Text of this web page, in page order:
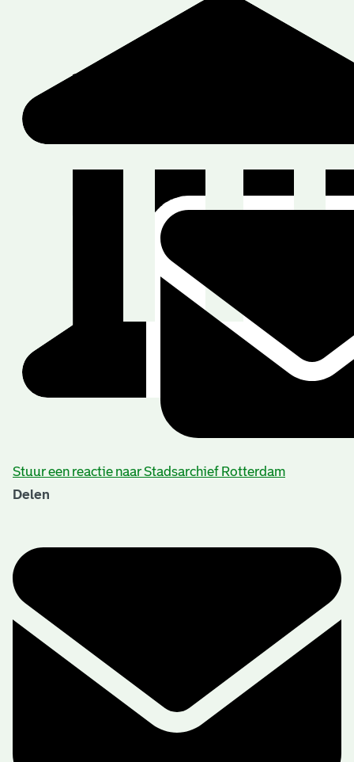
Stuur een reactie naar Stadsarchief Rotterdam
Delen